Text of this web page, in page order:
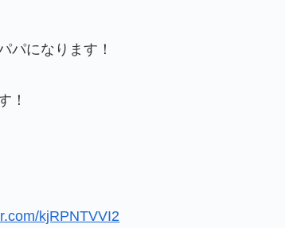
パになります！
！
kjRPNTVVI2